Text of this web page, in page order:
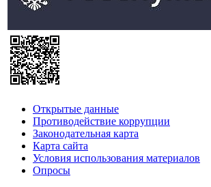
Открытые данные
Противодействие коррупции
Законодательная карта
Карта сайта
Условия использования материалов
Опросы